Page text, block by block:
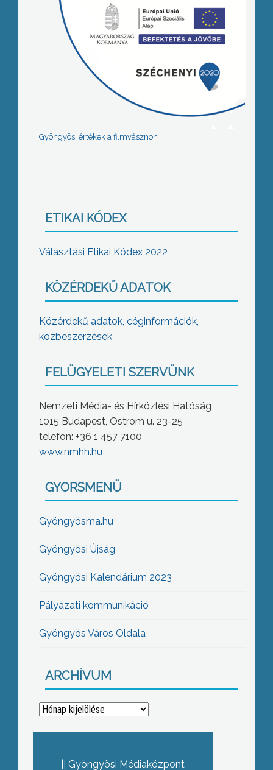
Gyöngyösi értékek a filmvásznon
ETIKAI KÓDEX
Választási Etikai Kódex 2022
KÖZÉRDEKŰ ADATOK
Közérdekű adatok, céginformációk,
közbeszerzések
FELÜGYELETI SZERVÜNK
Nemzeti Média- és Hírközlési Hatóság
1015 Budapest, Ostrom u. 23-25
telefon: +36 1 457 7100
www.nmhh.hu
GYORSMENÜ
Gyöngyösma.hu
Gyöngyösi Újság
Gyöngyösi Kalendárium 2023
Pályázati kommunikáció
Gyöngyös Város Oldala
ARCHÍVUM
Archívum
Gyöngyösi Médiaközpont